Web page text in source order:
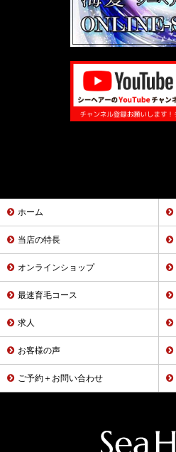
ホーム
当店の特長
オンラインショップ
最速育毛コース
求人
お客様の声
ご予約＋お問い合わせ